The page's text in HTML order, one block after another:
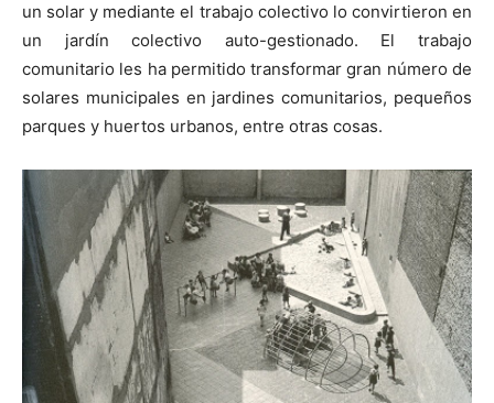
un solar y mediante el trabajo colectivo lo convirtieron en
un jardín colectivo auto-gestionado. El trabajo
comunitario les ha permitido transformar gran número de
solares municipales en jardines comunitarios, pequeños
parques y huertos urbanos, entre otras cosas.